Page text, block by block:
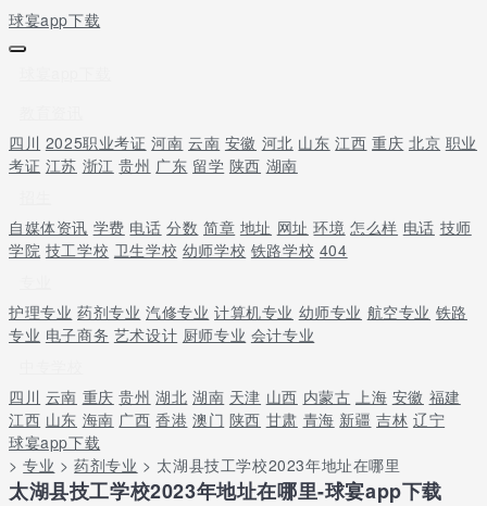
球宴app下载
四川 2025职业考证 河南 云南 安徽 河北 山东 江西 重庆 北京 职业
考证 江苏 浙江 贵州 广东 留学 陕西 湖南
自媒体资讯 学费 电话 分数 简章 地址 网址 环境 怎么样 电话 技师
学院 技工学校 卫生学校 幼师学校 铁路学校 404
护理专业 药剂专业 汽修专业 计算机专业 幼师专业 航空专业 铁路
专业 电子商务 艺术设计 厨师专业 会计专业
四川 云南 重庆 贵州 湖北 湖南 天津 山西 内蒙古 上海 安徽 福建
江西 山东 海南 广西 香港 澳门 陕西 甘肃 青海 新疆 吉林 辽宁
球宴app下载
>专业 >药剂专业 > 太湖县技工学校2023年地址在哪里
太湖县技工学校2023年地址在哪里-球宴app下载